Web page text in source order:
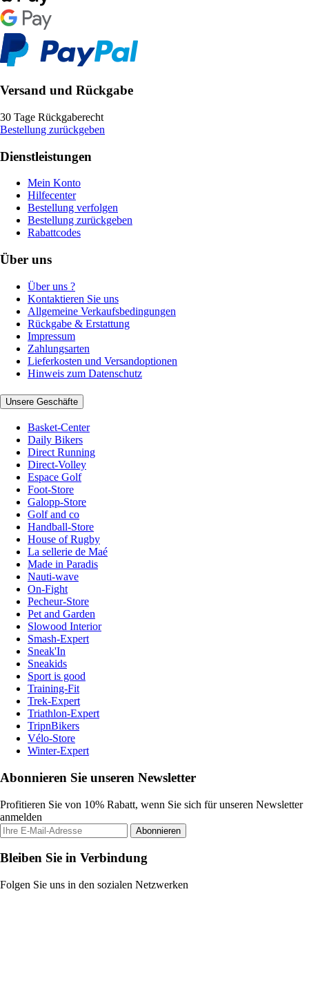
Versand und Rückgabe
30 Tage Rückgaberecht
Bestellung zurückgeben
Dienstleistungen
Mein Konto
Hilfecenter
Bestellung verfolgen
Bestellung zurückgeben
Rabattcodes
Über uns
Über uns ?
Kontaktieren Sie uns
Allgemeine Verkaufsbedingungen
Rückgabe & Erstattung
Impressum
Zahlungsarten
Lieferkosten und Versandoptionen
Hinweis zum Datenschutz
Unsere Geschäfte
Basket-Center
Daily Bikers
Direct Running
Direct-Volley
Espace Golf
Foot-Store
Galopp-Store
Golf and co
Handball-Store
House of Rugby
La sellerie de Maé
Made in Paradis
Nauti-wave
On-Fight
Pecheur-Store
Pet and Garden
Slowood Interior
Smash-Expert
Sneak'In
Sneakids
Sport is good
Training-Fit
Trek-Expert
Triathlon-Expert
TripnBikers
Vélo-Store
Winter-Expert
Abonnieren Sie unseren Newsletter
Profitieren Sie von 10% Rabatt, wenn Sie sich für unseren Newsletter
anmelden
Abonnieren
Bleiben Sie in Verbindung
Folgen Sie uns in den sozialen Netzwerken